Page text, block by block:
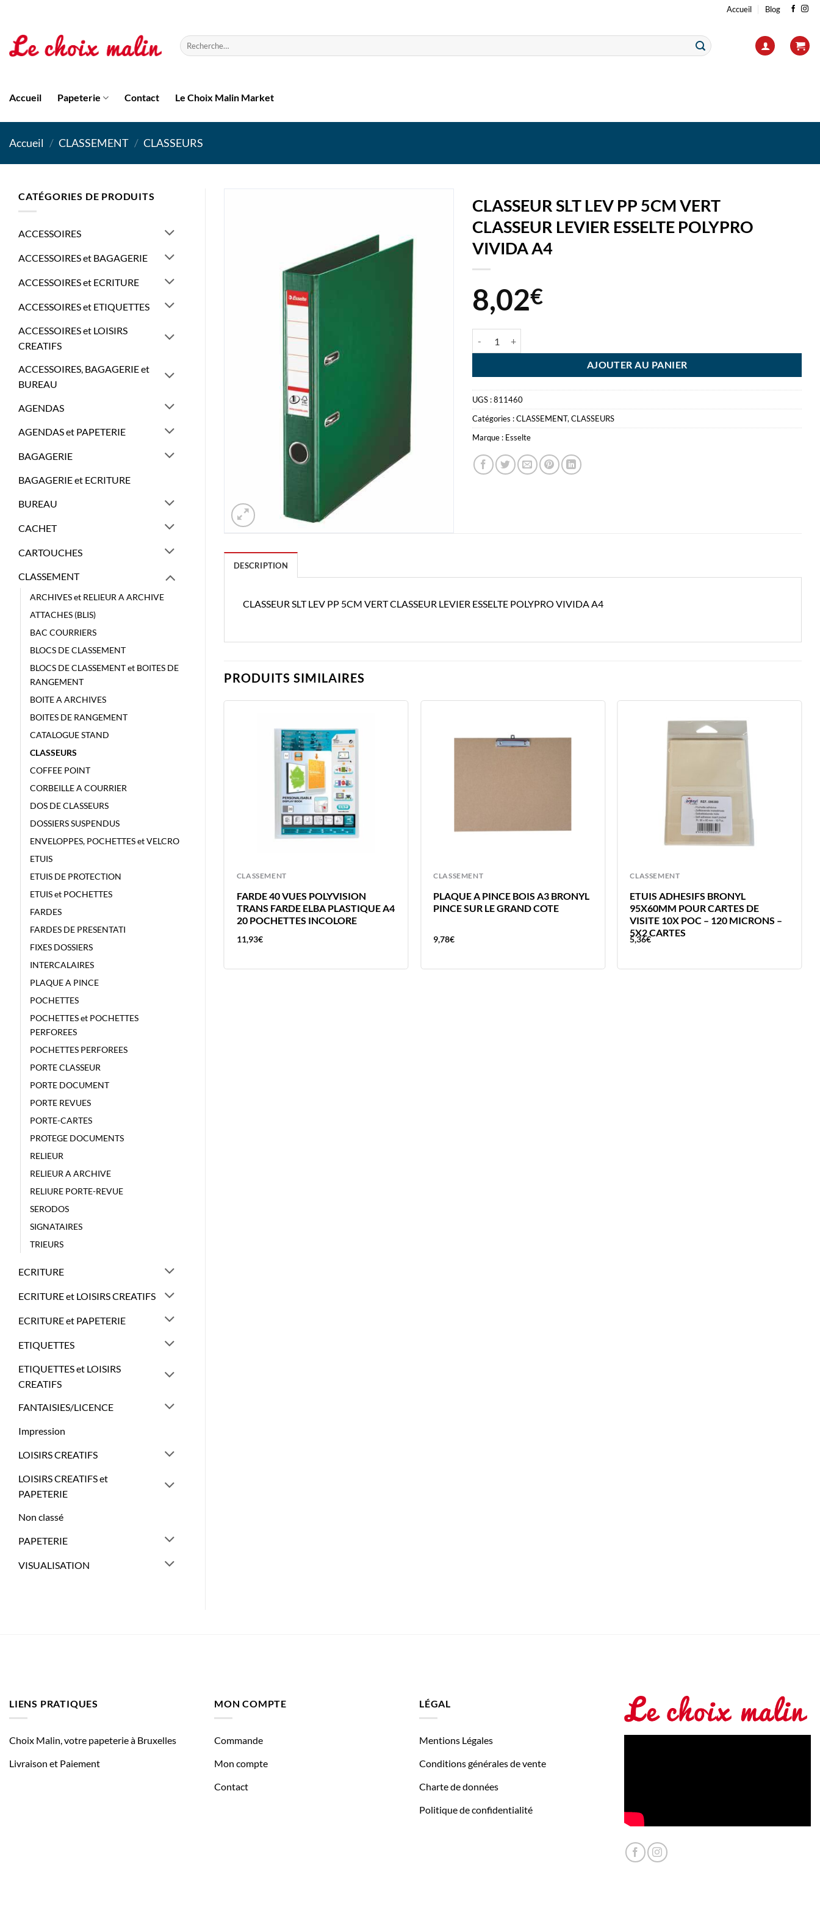
contenu
Accueil Blog
Recherche
pour :
Accueil Papeterie Contact Le Choix Malin Market
Accueil / CLASSEMENT / CLASSEURS
CATÉGORIES DE PRODUITS
ACCESSOIRES
ACCESSOIRES et BAGAGERIE
ACCESSOIRES et ECRITURE
ACCESSOIRES et ETIQUETTES
ACCESSOIRES et LOISIRS
CREATIFS
ACCESSOIRES, BAGAGERIE et
BUREAU
AGENDAS
AGENDAS et PAPETERIE
BAGAGERIE
BAGAGERIE et ECRITURE
BUREAU
CACHET
CARTOUCHES
CLASSEMENT
ARCHIVES et RELIEUR A ARCHIVE
ATTACHES (BLIS)
BAC COURRIERS
BLOCS DE CLASSEMENT
BLOCS DE CLASSEMENT et BOITES DE
RANGEMENT
BOITE A ARCHIVES
BOITES DE RANGEMENT
CATALOGUE STAND
CLASSEURS
COFFEE POINT
CORBEILLE A COURRIER
DOS DE CLASSEURS
DOSSIERS SUSPENDUS
ENVELOPPES, POCHETTES et VELCRO
ETUIS
ETUIS DE PROTECTION
ETUIS et POCHETTES
FARDES
FARDES DE PRESENTATI
FIXES DOSSIERS
INTERCALAIRES
PLAQUE A PINCE
POCHETTES
POCHETTES et POCHETTES
PERFOREES
POCHETTES PERFOREES
PORTE CLASSEUR
PORTE DOCUMENT
PORTE REVUES
PORTE-CARTES
PROTEGE DOCUMENTS
RELIEUR
RELIEUR A ARCHIVE
RELIURE PORTE-REVUE
SERODOS
SIGNATAIRES
TRIEURS
ECRITURE
ECRITURE et LOISIRS CREATIFS
ECRITURE et PAPETERIE
ETIQUETTES
ETIQUETTES et LOISIRS
CREATIFS
FANTAISIES/LICENCE
Impression
LOISIRS CREATIFS
LOISIRS CREATIFS et
PAPETERIE
Non classé
PAPETERIE
VISUALISATION
CLASSEUR SLT LEV PP 5CM VERT
CLASSEUR LEVIER ESSELTE POLYPRO
VIVIDA A4
8,02€
AJOUTER AU PANIER
UGS :811460
Catégories :CLASSEMENT,CLASSEURS
Marque : Esselte
DESCRIPTION
CLASSEUR SLT LEV PP 5CM VERT CLASSEUR LEVIER ESSELTE POLYPRO VIVIDA A4
PRODUITS SIMILAIRES
CLASSEMENT
FARDE 40 VUES POLYVISION
TRANS FARDE ELBA PLASTIQUE A4
20 POCHETTES INCOLORE
11,93€
CLASSEMENT
PLAQUE A PINCE BOIS A3 BRONYL
PINCE SUR LE GRAND COTE
9,78€
CLASSEMENT
ETUIS ADHESIFS BRONYL
95X60MM POUR CARTES DE
VISITE 10X POC – 120 MICRONS –
5X2 CARTES
5,36€
CLASSEMENT
CLASSEUR 2 ANNEAUX
22X13.5CM POLYPRO – AURORA –
35MM CCP
LIENS PRATIQUES
Choix Malin, votre papeterie à Bruxelles
Livraison et Paiement
MON COMPTE
Commande
Mon compte
Contact
LÉGAL
Mentions Légales
Conditions générales de vente
Charte de données
Politique de confidentialité